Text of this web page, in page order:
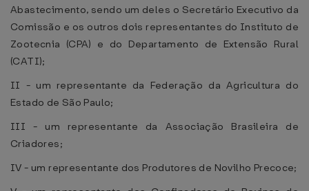
Abastecimento, sendo um deles o Secretário Executivo da
Comissão e os outros dois representantes do Instituto de
Zootecnia (CPA) e do Departamento de Extensão Rural
(CATI);
II - um representante da Federação da Agricultura do
Estado de São Paulo;
III - um representante da Associação Brasileira de
Criadores;
IV - um representante dos Produtores de Novilho Precoce;